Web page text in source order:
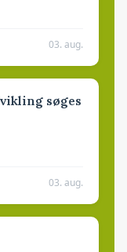
03. aug.
søges
03. aug.